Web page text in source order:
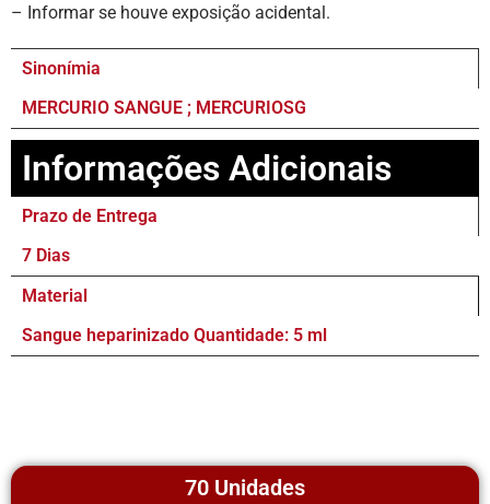
– Informar se houve exposição acidental.
Sinonímia
MERCURIO SANGUE ; MERCURIOSG
Informações Adicionais
Prazo de Entrega
7 Dias
Material
Sangue heparinizado Quantidade: 5 ml
70 Unidades